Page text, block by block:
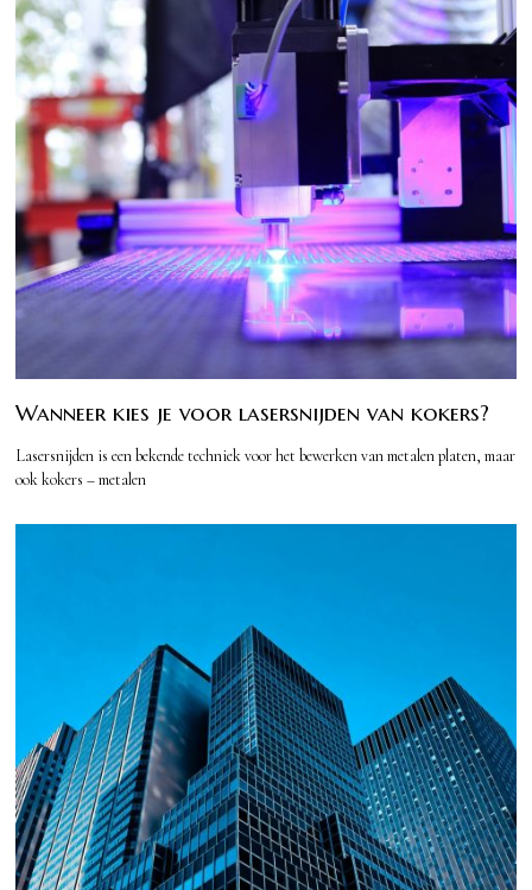
Wanneer kies je voor lasersnijden van kokers?
Lasersnijden is een bekende techniek voor het bewerken van metalen platen, maar
ook kokers – metalen